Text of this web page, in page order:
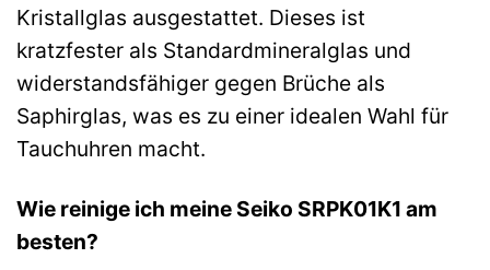
Kristallglas ausgestattet. Dieses ist
kratzfester als Standardmineralglas und
widerstandsfähiger gegen Brüche als
Saphirglas, was es zu einer idealen Wahl für
Tauchuhren macht.
Wie reinige ich meine Seiko SRPK01K1 am
besten?